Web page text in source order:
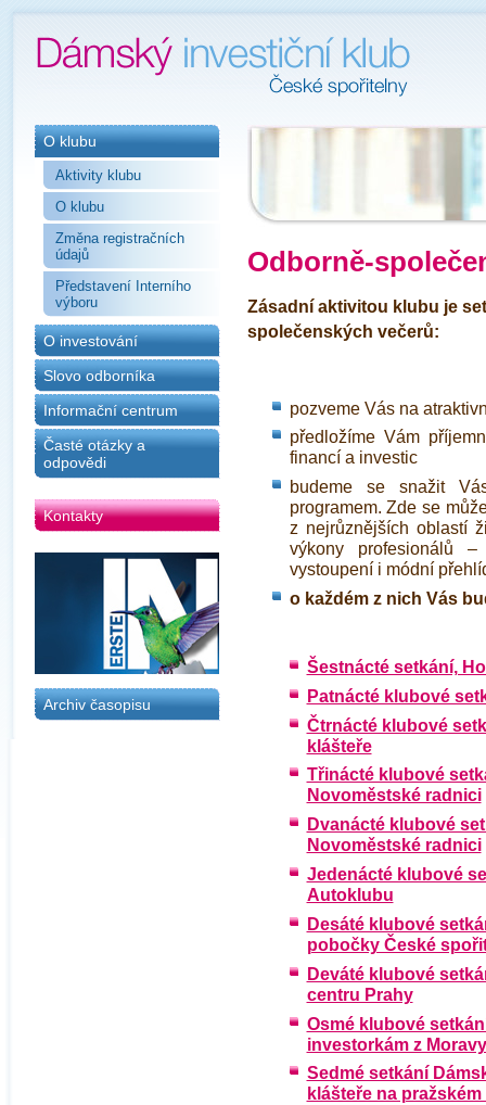
Odborně-
Zásadní aktivitou klubu je
společenských večerů:
pozveme Vás na
předložíme Vám
financí a investic
budeme se snažit
programem. Zde se
z nejrůznějších oblastí
výkony profesionálů
vystoupení i módní
o každém z nich Vás
Šestnácté setkání,
Patnácté klubové
Čtrnácté klubové
klášteře
Třinácté klubové
Novoměstské radnici
Dvanácté klubové
Novoměstské radnici
Jedenácté klubové
Autoklubu
Desáté klubové
pobočky České
Deváté klubové
centru Prahy
Osmé klubové
investorkám z Moravy
Sedmé setkání
klášteře na
O klubu
Aktivity klubu
O klubu
Změna registračních
údajů
Představení Interního
výboru
O investování
Slovo odborníka
Informační centrum
Časté otázky a
odpovědi
Kontakty
Archiv časopisu